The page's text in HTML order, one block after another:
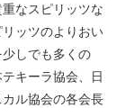
なスピリッツな
ッツのよりおい
しでも多くの
キーラ協会、日
ル協会の各会長